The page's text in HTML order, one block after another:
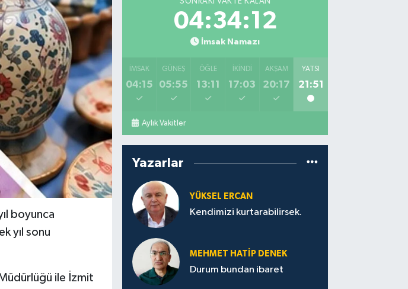
boyunca
yıl sonu
ile İzmit
04:34:11
İmsak Namazı
İMSAK
04:15
GÜNEŞ
05:55
ÖĞLE
13:11
İKINDI
17:03
AKŞAM
20:17
YATSI
21:51
Aylık Vakitler
Yazarlar
YÜKSEL ERCAN
Kendimizi kurtarabilirsek.
MEHMET HATİP DENEK
Durum bundan ibaret